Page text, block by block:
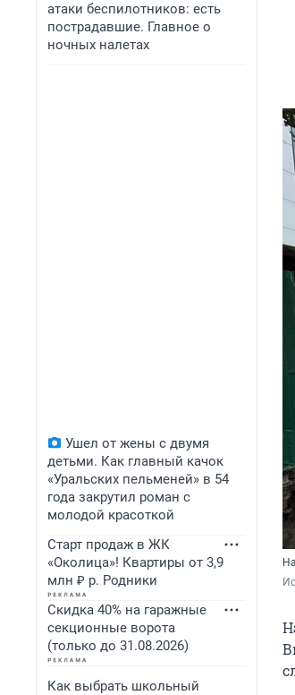
атаки беспилотников: есть
пострадавшие. Главное о
ночных налетах
Ушел от жены с двумя
детьми. Как главный качок
«Уральских пельменей» в 54
года закрутил роман с
молодой красоткой
Старт продаж в ЖК
«Околица»! Квартиры от 3,9
млн ₽ р. Родники
Скидка 40% на гаражные
секционные ворота
(только до 31.08.2026)
Как выбрать школьный